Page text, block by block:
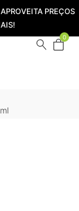
APROVEITA PREÇOS
0